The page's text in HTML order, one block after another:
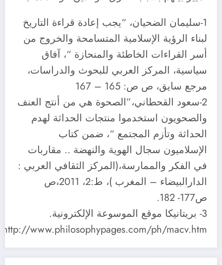
1-سليمان الضحيان، “يجب إعادة قراءة التاريخ
لبناء الرؤية الإسلامية المتسامحة والخروج من
أسر القراءات الخاطئة والمنحازة “، آفاق
سياسية، المركز العربي للبحوث والدراسات،
مرجع سايق، ص ص: 165 – 167
2-سعود القحطاني،”الصحوة هي من أنتج العنف
والصحويون استخدموا منتجات الحداثة لهدم
الحداثة وتأزم المجتمع “، ضمن كتاب
الإسلاميون سجال الهوية والنهضة .. مقاربات
في الفكر والممارسة،(المركز الثقافي العربي :
الدارالبيضاء – المغرب )، ط:2، 2011،ص
ص177- 182.
3- بريتانيكا موقع الموسوعة الإلكترونية.
http://www.philosophypages.com/ph/macv.htm